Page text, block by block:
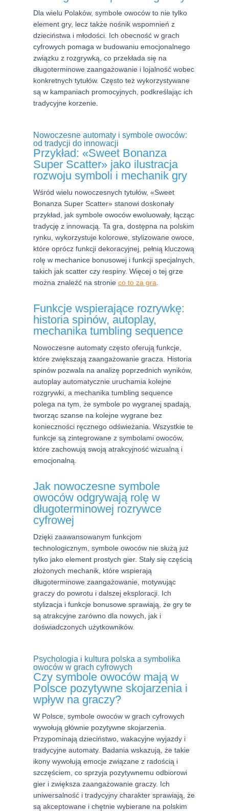
Dla wielu Polaków, symbole owoców to nie tylko
element gry, lecz także nośnik wspomnień z
dzieciństwa i młodości. Ich obecność w grach
cyfrowych pomaga w budowaniu emocjonalnego
związku z rozgrywką, co przekłada się na
długoterminowe zaangażowanie i lojalność wobec
konkretnych tytułów. Często też wykorzystywane
są w kampaniach promocyjnych, podkreślając ich
tradycyjne korzenie.
Nowoczesne automaty i symbole owoców:
od tradycji do innowacji
Przykład: «Sweet Bonanza
Super Scatter» jako ilustracja
rozwoju symboli i mechanik gry
Wśród wielu nowoczesnych tytułów, «Sweet
Bonanza Super Scatter» stanowi doskonały
przykład, jak symbole owoców ewoluowały, łącząc
tradycję z innowacją. Ta gra, dostępna na polskim
rynku, wykorzystuje kolorowe, stylizowane owoce,
które oprócz funkcji dekoracyjnej, pełnią kluczową
rolę w mechanice bonusowej i funkcji specjalnych,
takich jak scatter czy respiny. Więcej o tej grze
można znaleźć na stronie co to za gra
Funkcje wspierające rozrywkę:
historia spinów, autoplay,
mechanika tumbling sequence
Nowoczesne automaty często oferują funkcje,
które zwiększają zaangażowanie gracza. Historia
spinów pozwala na analizę poprzednich wyników,
autoplay automatycznie uruchamia kolejne
rozgrywki, a mechanika tumbling sequence
polega na tym, że symbole po wygranej spadają,
tworząc szanse na kolejne wygrane bez
konieczności ręcznego odświeżania. Wszystkie te
funkcje są zintegrowane z symbolami owoców,
które zachowują swoją atrakcyjność wizualną i
emocjonalną.
Jak nowoczesne symbole
owoców odgrywają rolę w
długoterminowej rozrywce
cyfrowej
Dzięki zaawansowanym funkcjom
technologicznym, symbole owoców nie służą już
tylko jako element prostych gier. Stały się częścią
złożonych mechanik, które wspierają
długoterminowe zaangażowanie, motywując
graczy do powrotu i dalszej eksploracji. Ich
stylizacja i funkcje bonusowe sprawiają, że gry te
są atrakcyjne zarówno dla nowych, jak i
doświadczonych użytkowników.
Psychologia i kultura polska a symbolika
owoców w grach cyfrowych
Czy symbole owoców mają w
Polsce pozytywne skojarzenia i
wpływ na graczy?
W Polsce, symbole owoców w grach cyfrowych
wywołują głównie pozytywne skojarzenia.
Przypominają dzieciństwo, wakacyjne wyjazdy i
tradycyjne automaty. Badania wskazują, że takie
ikony wywołują emocje związane z radością i
szczęściem, co sprzyja pozytywnemu odbiorowi
gier i zwiększa zaangażowanie graczy. Ich
uniwersalność i tradycyjny charakter sprawiają, że
są akceptowane i chętnie wybierane na polskim